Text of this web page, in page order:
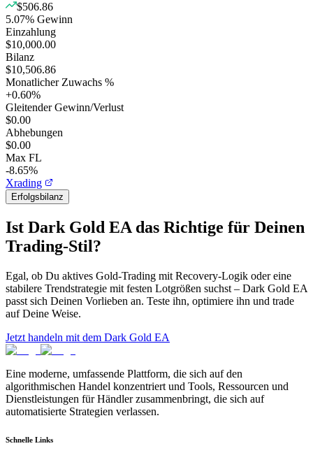
$506.86
5.07% Gewinn
Einzahlung
$10,000.00
Bilanz
$10,506.86
Monatlicher Zuwachs %
+0.60%
Gleitender Gewinn/Verlust
$0.00
Abhebungen
$0.00
Max FL
-8.65%
Xrading
Erfolgsbilanz
Ist Dark Gold EA das Richtige für Deinen
Trading-Stil?
Egal, ob Du aktives Gold-Trading mit Recovery-Logik oder eine
stabilere Trendstrategie mit festen Lotgrößen suchst – Dark Gold EA
passt sich Deinen Vorlieben an. Teste ihn, optimiere ihn und trade
auf Deine Weise.
Jetzt handeln mit dem Dark Gold EA
Eine moderne, umfassende Plattform, die sich auf den
algorithmischen Handel konzentriert und Tools, Ressourcen und
Dienstleistungen für Händler zusammenbringt, die sich auf
automatisierte Strategien verlassen.
Schnelle Links